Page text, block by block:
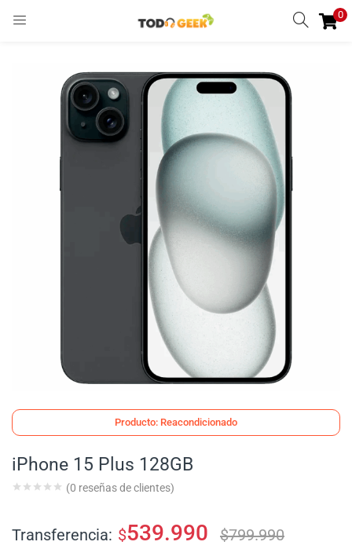
0
Producto: Reacondicionado
iPhone 15 Plus 128GB
(0 reseñas de clientes)
Transferencia: $539.990 $799.990
REGISTRARSE
Enter your username and password to login.
Remember me
Ingresar
Lost password?